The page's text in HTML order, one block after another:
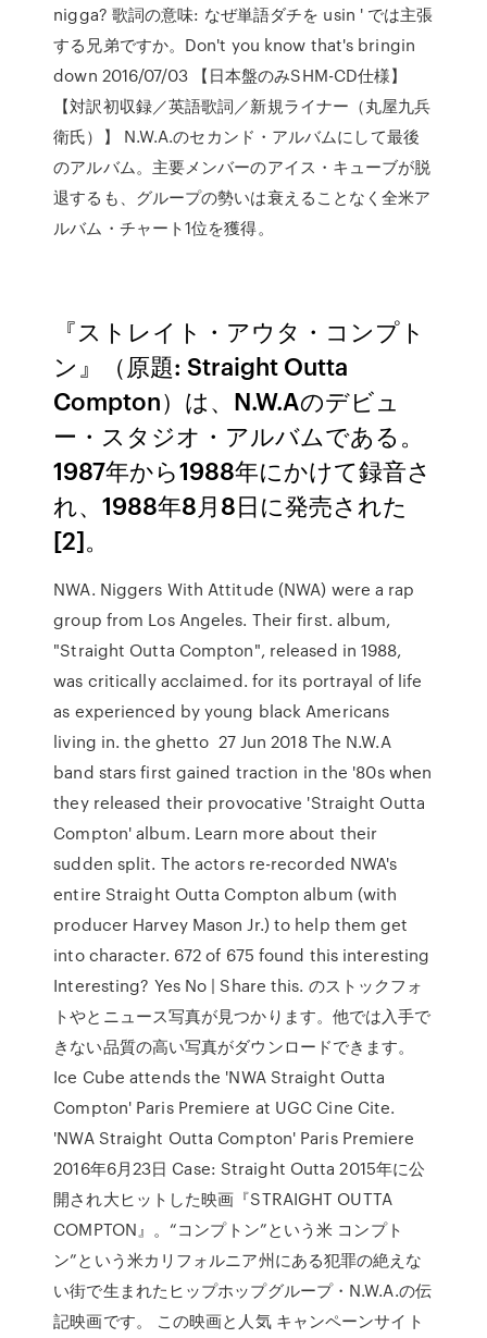
nigga? 歌詞の意味: なぜ単語ダチを usin ' では主張
する兄弟ですか。Don't you know that's bringin
down 2016/07/03 【日本盤のみSHM-CD仕様】
【対訳初収録／英語歌詞／新規ライナー（丸屋九兵
衛氏）】 N.W.A.のセカンド・アルバムにして最後
のアルバム。主要メンバーのアイス・キューブが脱
退するも、グループの勢いは衰えることなく全米ア
ルバム・チャート1位を獲得。
『ストレイト・アウタ・コンプト
ン』（原題: Straight Outta
Compton）は、N.W.Aのデビュ
ー・スタジオ・アルバムである。
1987年から1988年にかけて録音さ
れ、1988年8月8日に発売された
[2]。
NWA. Niggers With Attitude (NWA) were a rap
group from Los Angeles. Their first. album,
"Straight Outta Compton", released in 1988,
was critically acclaimed. for its portrayal of life
as experienced by young black Americans
living in. the ghetto 27 Jun 2018 The N.W.A
band stars first gained traction in the '80s when
they released their provocative 'Straight Outta
Compton' album. Learn more about their
sudden split. The actors re-recorded NWA's
entire Straight Outta Compton album (with
producer Harvey Mason Jr.) to help them get
into character. 672 of 675 found this interesting
Interesting? Yes No | Share this. のストックフォ
トやとニュース写真が見つかります。他では入手で
きない品質の高い写真がダウンロードできます。
Ice Cube attends the 'NWA Straight Outta
Compton' Paris Premiere at UGC Cine Cite.
'NWA Straight Outta Compton' Paris Premiere
2016年6月23日 Case: Straight Outta 2015年に公
開され大ヒットした映画『STRAIGHT OUTTA
COMPTON』。“コンプトン”という米 コンプト
ン”という米カリフォルニア州にある犯罪の絶えな
い街で生まれたヒップホップグループ・N.W.A.の伝
記映画です。 この映画と人気 キャンペーンサイト